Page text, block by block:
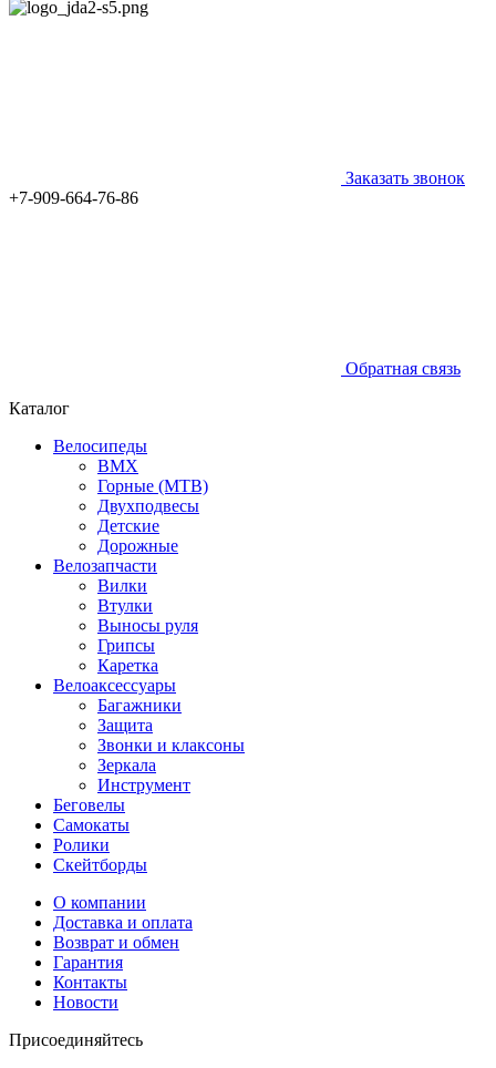
Заказать звонок
+7-909-664-76-86
Обратная связь
Каталог
Велосипеды
BMX
Горные (MTB)
Двухподвесы
Детские
Дорожные
Велозапчасти
Вилки
Втулки
Выносы руля
Грипсы
Каретка
Велоаксессуары
Багажники
Защита
Звонки и клаксоны
Зеркала
Инструмент
Беговелы
Самокаты
Ролики
Скейтборды
О компании
Доставка и оплата
Возврат и обмен
Гарантия
Контакты
Новости
Присоединяйтесь